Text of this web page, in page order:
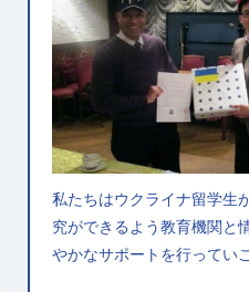
私たちはウクライナ留学生
究ができるよう教育機関と
やかなサポートを行ってい